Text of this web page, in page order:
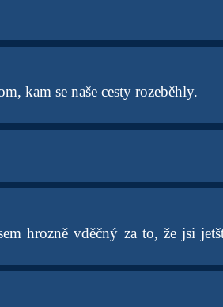
kam se naše cesty rozeběhly.
hrozně vděčný za to, že jsi